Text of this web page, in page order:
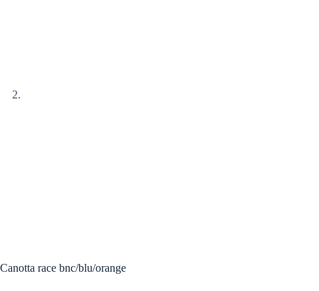
Canotta race bnc/blu/orange